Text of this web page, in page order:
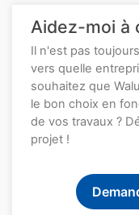
Aidez-moi à
Il n'est pas
vers quelle
souhaitez que
le bon choix en
de vos travaux ?
projet !